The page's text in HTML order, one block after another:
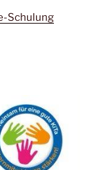
Schulung